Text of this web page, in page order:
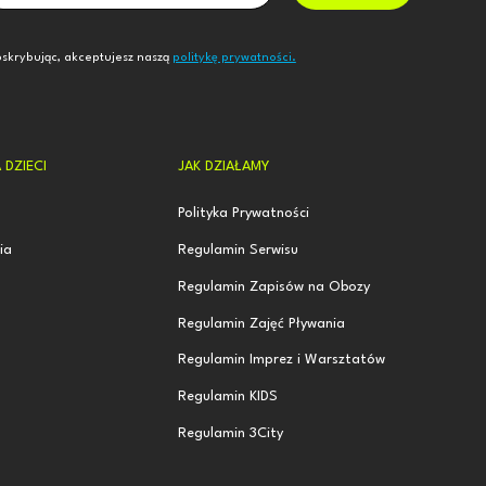
akceptujesz naszą politykę prywatności.
DZIECI JAK DZIAŁAMY
Polityka Prywatności
Regulamin Serwisu
Regulamin Zapisów na Obozy
Regulamin Zajęć Pływania
Regulamin Imprez i Warsztatów
Regulamin KIDS
Regulamin 3City